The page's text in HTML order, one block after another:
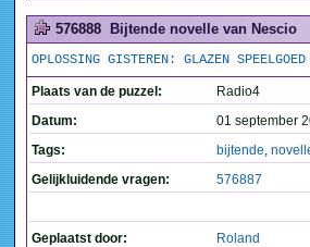
576888 Bijtende novelle van Nescio
OPLOSSING GISTEREN: GLAZEN
Plaats van de puzzel:
Radio4
Datum:
01 september
Tags:
bijtende,
Gelijkluidende vragen:
576887
Geplaatst door: Roland